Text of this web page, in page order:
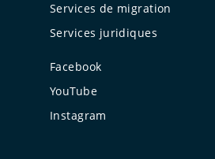
Services de migration
Services juridiques
Facebook
YouTube
Instagram